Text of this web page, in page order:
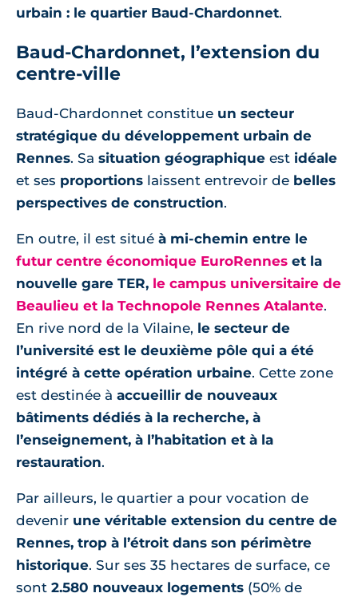
urbain : le quartier Baud-Chardonnet.
Baud-Chardonnet, l’extension du
centre-ville
Baud-Chardonnet constitue un secteur
stratégique du développement urbain de
Rennes. Sa situation géographique est idéale
et ses proportions laissent entrevoir de belles
perspectives de construction.
En outre, il est situé à mi-chemin entre le
futur centre économique EuroRennes et la
nouvelle gare TER, le campus universitaire de
Beaulieu et la Technopole Rennes Atalante.
En rive nord de la Vilaine, le secteur de
l’université est le deuxième pôle qui a été
intégré à cette opération urbaine. Cette zone
est destinée à accueillir de nouveaux
bâtiments dédiés à la recherche, à
l’enseignement, à l’habitation et à la
restauration.
Par ailleurs, le quartier a pour vocation de
devenir une véritable extension du centre de
Rennes, trop à l’étroit dans son périmètre
historique. Sur ses 35 hectares de surface, ce
sont 2.580 nouveaux logements (50% de